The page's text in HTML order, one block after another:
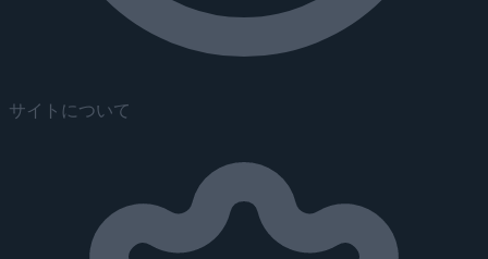
サイトについて